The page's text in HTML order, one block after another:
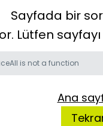
Sayfada bir
Lütfen
is not a function
Ana